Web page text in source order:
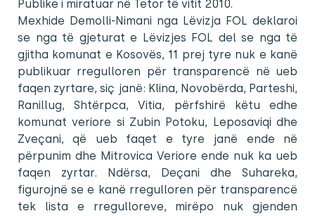
Publike i miratuar në Tetor të vitit 2010.
Mexhide Demolli-Nimani nga Lëvizja FOL deklaroi
se nga të gjeturat e Lëvizjes FOL del se nga të
gjitha komunat e Kosovës, 11 prej tyre nuk e kanë
publikuar rregulloren për transparencë në ueb
faqen zyrtare, siç janë: Klina, Novobërda, Parteshi,
Ranillug, Shtërpca, Vitia, përfshirë këtu edhe
komunat veriore si Zubin Potoku, Leposaviqi dhe
Zveçani, që ueb faqet e tyre janë ende në
përpunim dhe Mitrovica Veriore ende nuk ka ueb
faqen zyrtar. Ndërsa, Deçani dhe Suhareka,
figurojnë se e kanë rregulloren për transparencë
tek lista e rregulloreve, mirëpo nuk gjenden